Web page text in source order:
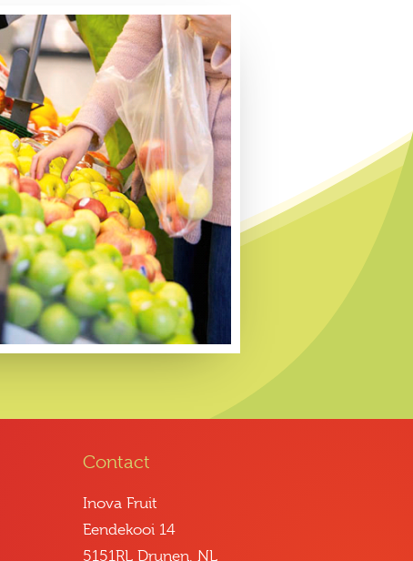
Contact
Inova Fruit
Eendekooi 14
5151RL Drunen, NL